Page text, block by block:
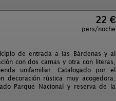
22 €
pers/noche
de entrada a las Bárdenas y al
con dos camas y otra con literas,
unifamiliar. Catalogado por el
rústica muy acogedora.
Parque Nacional y reserva de la